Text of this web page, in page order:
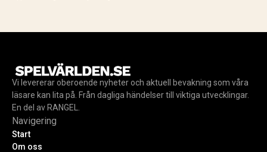
Vi levererar oberoende nyheter och aktuell bevakning som våra
läsare kan lita på. Från dagliga händelser till viktiga utvecklingar.
En del av RANGEL.
Navigering
Start
Om oss